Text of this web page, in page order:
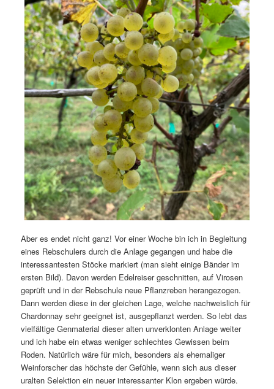
Aber es endet nicht ganz! Vor einer Woche bin ich in Begleitung
eines Rebschulers durch die Anlage gegangen und habe die
interessantesten Stöcke markiert (man sieht einige Bänder im
ersten Bild). Davon werden Edelreiser geschnitten, auf Virosen
geprüft und in der Rebschule neue Pflanzreben herangezogen.
Dann werden diese in der gleichen Lage, welche nachweislich für
Chardonnay sehr geeignet ist, ausgepflanzt werden. So lebt das
vielfältige Genmaterial dieser alten unverklonten Anlage weiter
und ich habe ein etwas weniger schlechtes Gewissen beim
Roden. Natürlich wäre für mich, besonders als ehemaliger
Weinforscher das höchste der Gefühle, wenn sich aus dieser
uralten Selektion ein neuer interessanter Klon ergeben würde.